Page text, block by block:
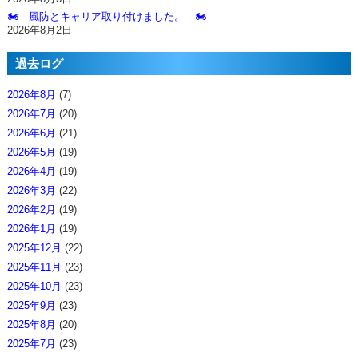
🏍️ 風防とキャリア取り付けました。 🏍️
2026年8月2日
過去ログ
2026年8月 (7)
2026年7月 (20)
2026年6月 (21)
2026年5月 (19)
2026年4月 (19)
2026年3月 (22)
2026年2月 (19)
2026年1月 (19)
2025年12月 (22)
2025年11月 (23)
2025年10月 (23)
2025年9月 (23)
2025年8月 (20)
2025年7月 (23)